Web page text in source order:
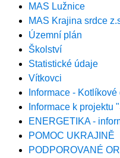
MAS Lužnice
MAS Krajina srdce
Územní plán
Školství
Statistické údaje
Vítkovci
Informace - Kotlíkové
Informace k projektu
ENERGETIKA -
POMOC UKRAJINĚ
PODPOROVANÉ